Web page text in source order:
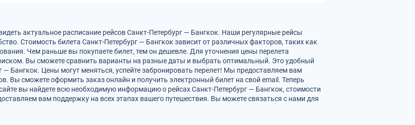
актуальное расписание рейсов Санкт-Петербург — Бангкок. Наши регулярные рейсы
Стоимость билета Санкт-Петербург — Бангкок зависит от различных факторов, таких как
Чем раньше вы покупаете билет, тем он дешевле. Для уточнения цены перелета
Вы сможете сравнить варианты на разные даты и выбрать оптимальный. Это удобный
— Бангкок. Цены могут меняться, успейте забронировать перелет! Мы предоставляем вам
Вы сможете оформить заказ онлайн и получить электронный билет на свой email. Теперь
вы найдете всю необходимую информацию о рейсах Санкт-Петербург — Бангкок, стоимости
вам поддержку на всех этапах вашего путешествия. Вы можете связаться с нами для